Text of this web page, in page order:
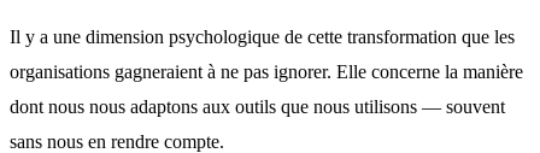
Il y a une dimension psychologique de cette transformation que les
organisations gagneraient à ne pas ignorer. Elle concerne la manière
dont nous nous adaptons aux outils que nous utilisons — souvent
sans nous en rendre compte.